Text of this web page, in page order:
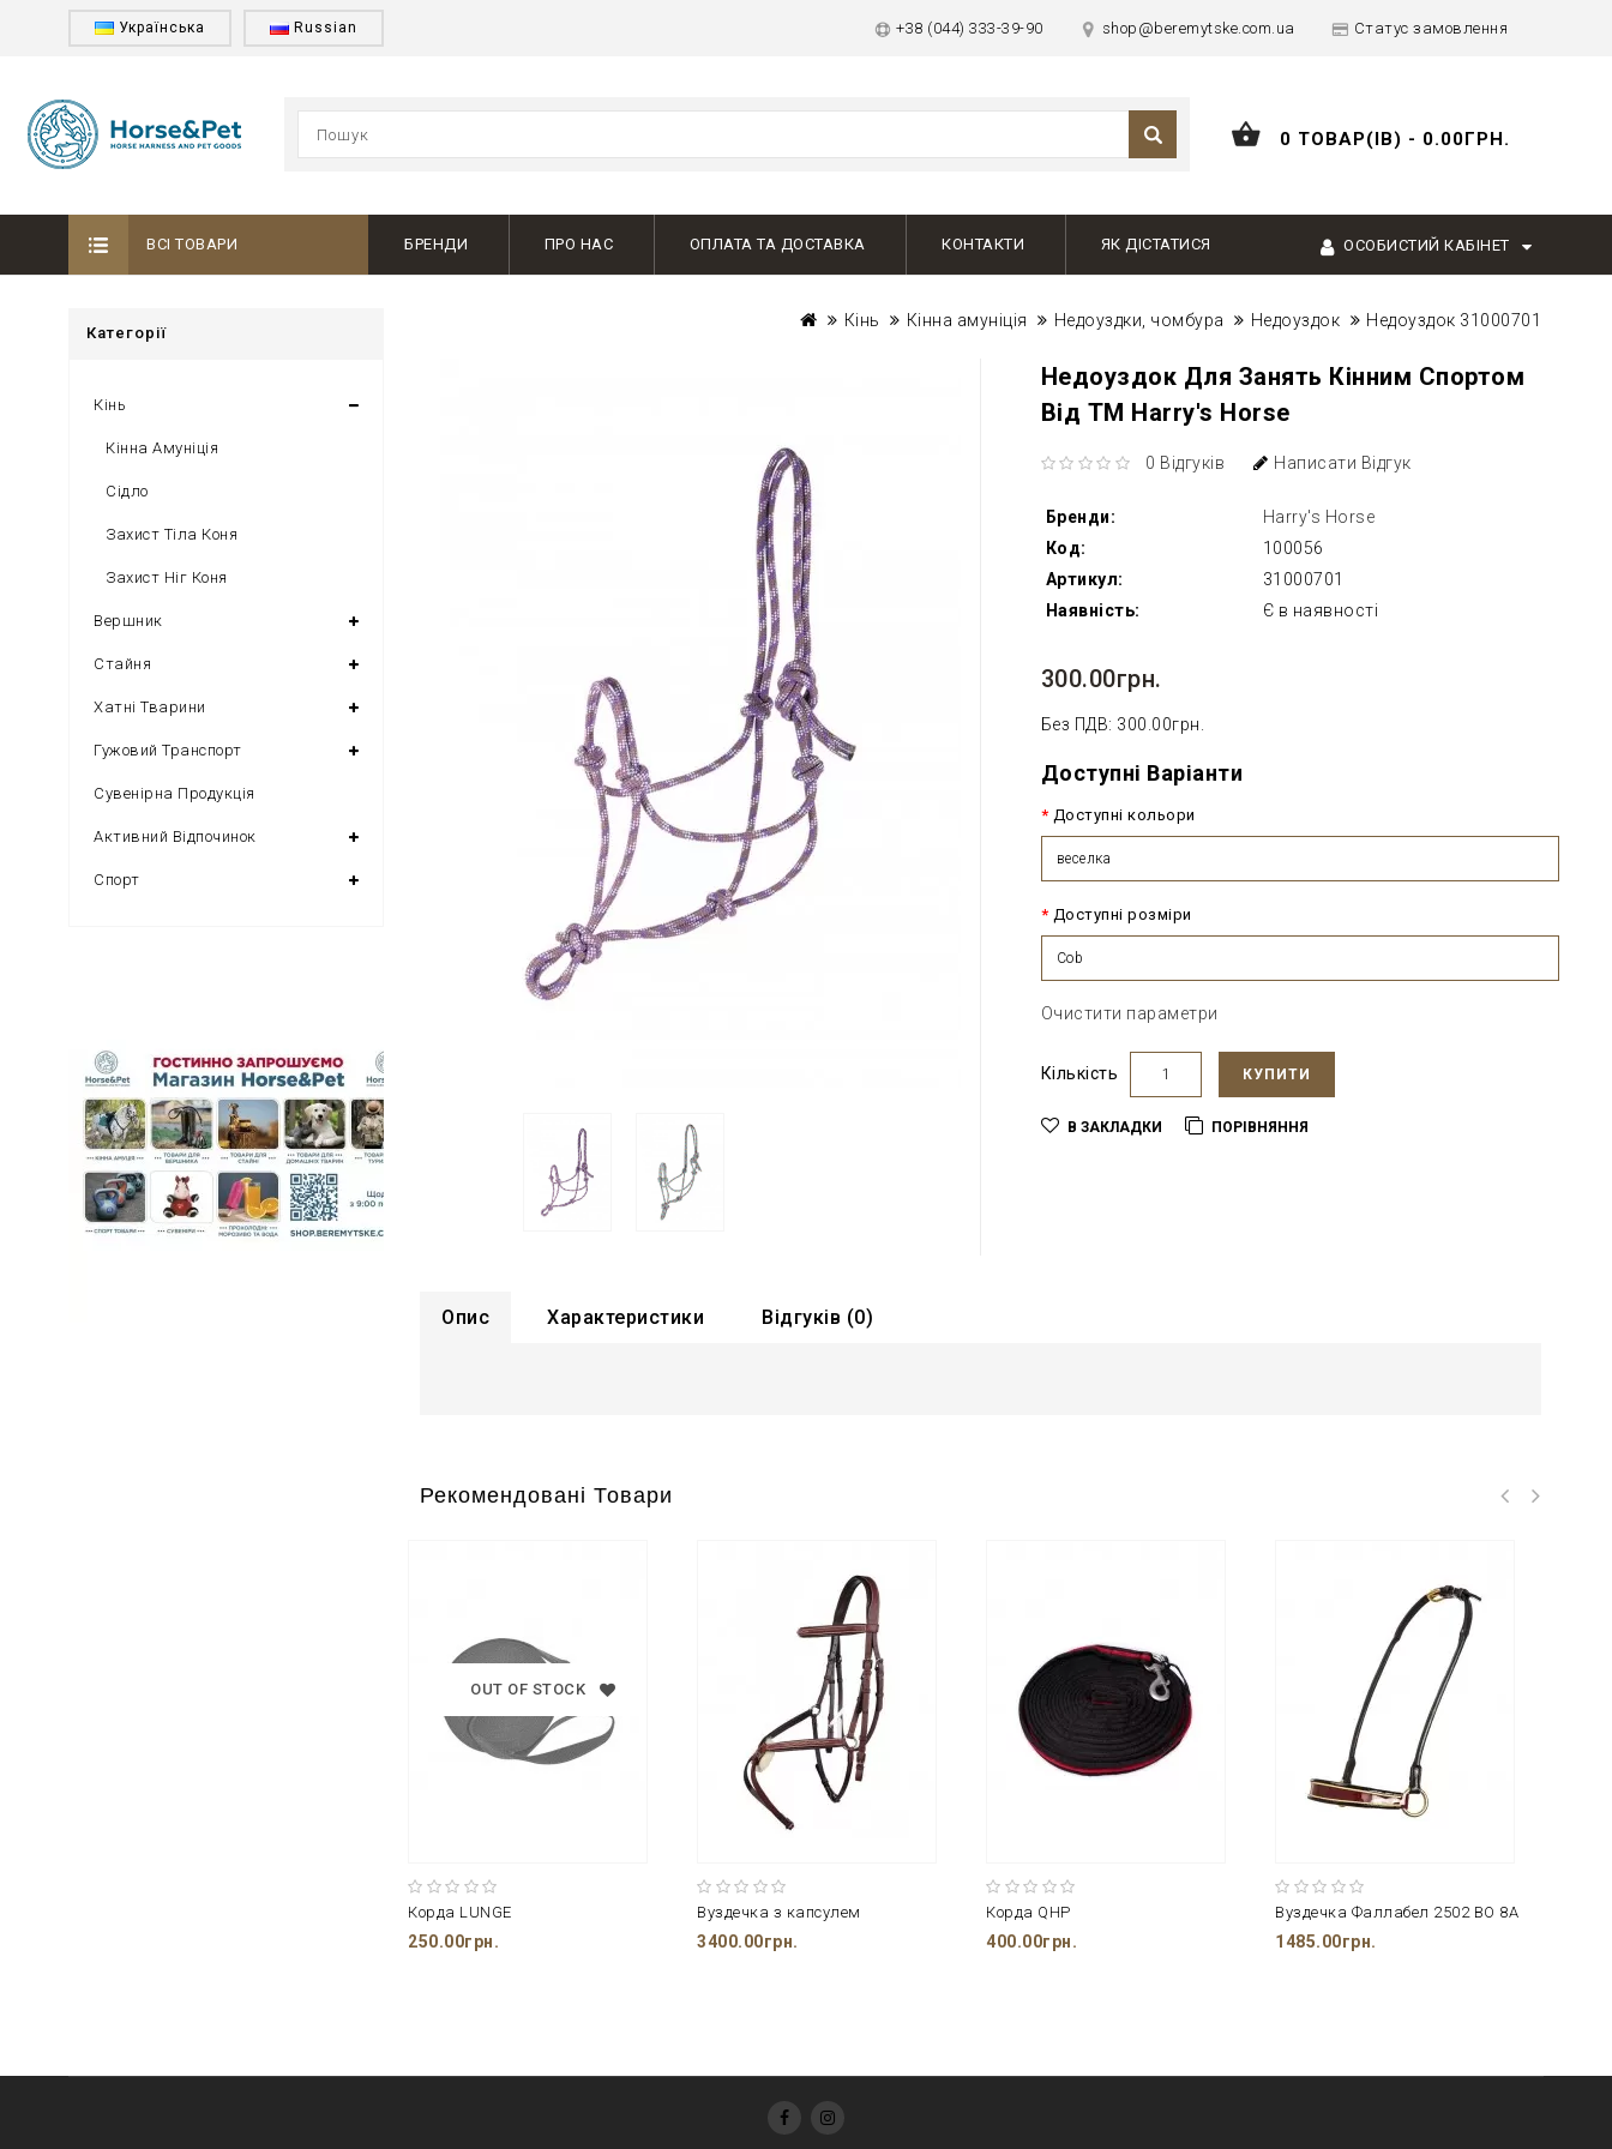
Українська Russian +38 (044) 333-39-90 shop@beremytske.com.ua Статус замовлення
0 ТОВАР(ІВ) - 0.00ГРН.
ВСІ ТОВАРИ БРЕНДИ ПРО НАС ОПЛАТА ТА ДОСТАВКА КОНТАКТИ ЯК ДІСТАТИСЯ ОСОБИСТИЙ КАБІНЕТ
Категорії
Кінь
Кінна Амуніція
Сідло
Захист Тіла Коня
Захист Ніг Коня
Вершник
Стайня
Хатні Тварини
Гужовий Транспорт
Сувенірна Продукція
Активний Відпочинок
Спорт
Кінь Кінна амуніція Недоуздки, чомбура Недоуздок Недоуздок 31000701
Недоуздок Для Занять Кінним Спортом
Від ТМ Harry's Horse
0 Відгуків Написати Відгук
Бренди:
Harry's Horse
Код:
100056
Артикул:
31000701
Наявність:
Є в наявності
300.00грн.
Без ПДВ: 300.00грн.
Доступні Варіанти
Доступні кольори
веселка
Доступні розміри
Cob
Очистити параметри
Кількість КУПИТИ
В ЗАКЛАДКИ ПОРІВНЯННЯ
Опис Характеристики Відгуків (0)
Рекомендовані Товари
OUT OF STOCK
Корда LUNGE
250.00грн.
Вуздечка з капсулем
3400.00грн.
Корда QHP
400.00грн.
Вуздечка Фаллабел 2502 BO 8A
1485.00грн.